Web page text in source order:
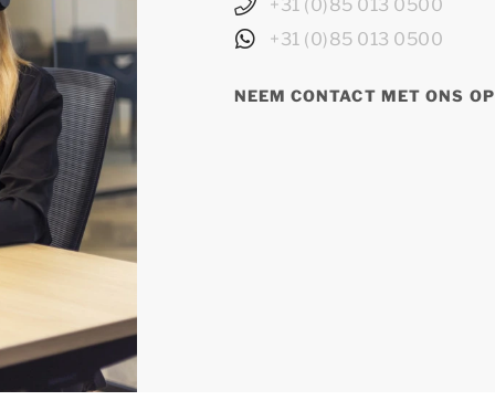
+31 (0)85 013 0500
+31 (0)85 013 0500
NEEM CONTACT MET ONS OP